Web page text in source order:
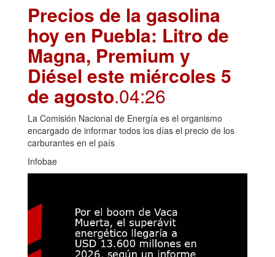
Precios de la gasolina
hoy en Puebla: Litro de
Magna, Premium y
Diésel este miércoles 5
de agosto.04:26
La Comisión Nacional de Energía es el organismo
encargado de informar todos los días el precio de los
carburantes en el país
Infobae